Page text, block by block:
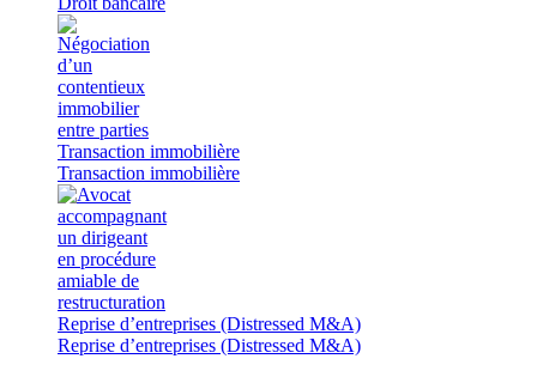
Transaction immobilière
Transaction immobilière
Reprise d’entreprises (Distressed M&A)
Reprise d’entreprises (Distressed M&A)